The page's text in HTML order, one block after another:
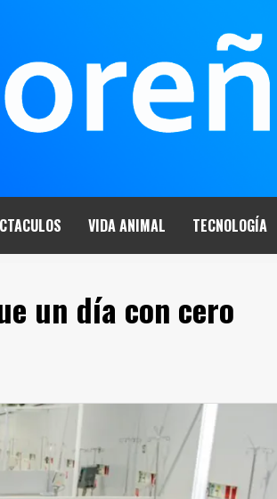
VIDA ANIMAL TECNOLOGÍA
un día con cero